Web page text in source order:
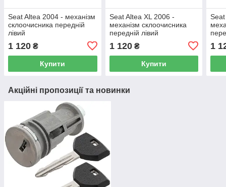
Seat Altea 2004 - механізм
склоочисника передній
лівий
1 120 ₴
Купити
Seat Altea XL 2006 -
механізм склоочисника
передній лівий
1 120₴
Купити
1
Акційні пропозиції та новинки